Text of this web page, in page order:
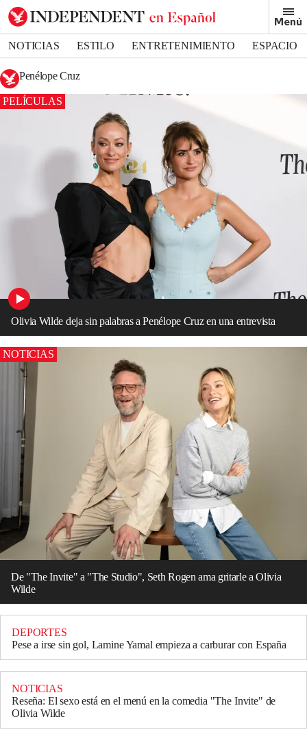
Menú
NOTICIAS ESTILO ENTRETENIMIENTO
ESPACIO
DEPORTES
Penélope Cruz
PELÍCULAS
Olivia Wilde deja sin palabras a Penélope Cruz en una entrevista
NOTICIAS
De "The Invite" a "The Studio", Seth Rogen ama gritarle a Olivia
Wilde
DEPORTES
Pese a irse sin gol, Lamine Yamal empieza a carburar con España
NOTICIAS
Reseña: El sexo está en el menú en la comedia "The Invite" de
Olivia Wilde